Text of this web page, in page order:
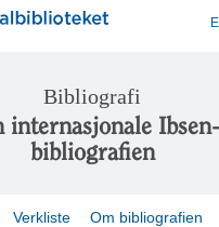
Bibliografi
internasjonale
bibliografien
Verkliste Om bibliografien